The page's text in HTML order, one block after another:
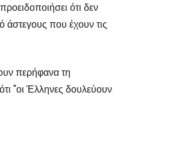
ότι δεν
που έχουν τις
περήφανα τη
"οι Έλληνες δουλεύουν